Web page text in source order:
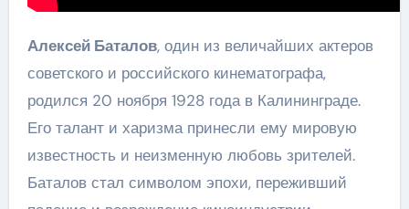
Алексей Баталов, один из величайших актеров
советского и российского кинематографа,
родился 20 ноября 1928 года в Калининграде.
Его талант и харизма принесли ему мировую
известность и неизменную любовь зрителей.
Баталов стал символом эпохи, переживший